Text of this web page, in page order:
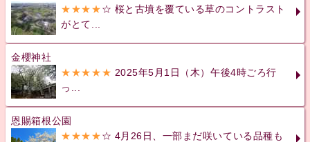
★★★★☆ 桜と古墳を覆ている草のコントラスト
がとて...
金櫻神社
★★★★★ 2025年5月1日（木）午後4時ごろ行
っ...
恩賜箱根公園
★★★★☆ 4月26日、一部まだ咲いている品種も